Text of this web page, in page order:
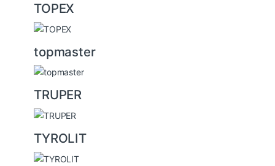
TOPEX
topmaster
TRUPER
TYROLIT